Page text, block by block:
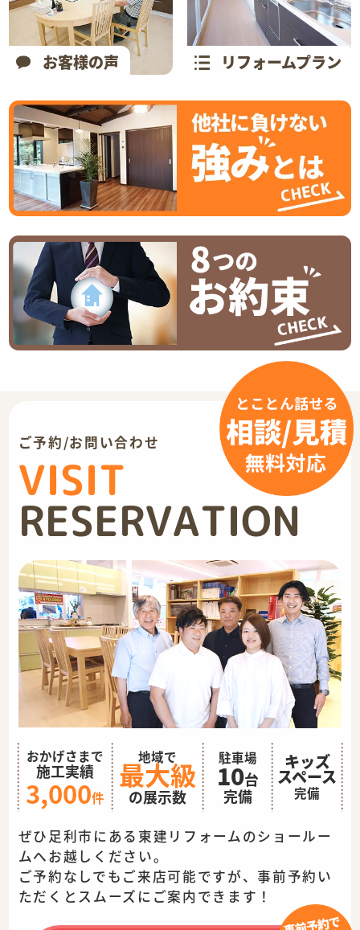
お客様の声 リフォームプラン
ご予約/お問い合わせ
VISIT
RESERVATION
おかげさまで
施工実績
3,000件
地域で
最大級
の展示数
駐車場
10台
完備
キッズ
スペース
完備
ぜひ足利市にある東建リフォームのショールー
ムへお越しください。
ご予約なしでもご来店可能ですが、事前予約い
ただくとスムーズに ご案内できます！